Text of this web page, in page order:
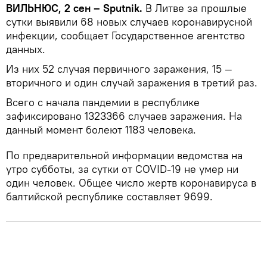
ВИЛЬНЮС, 2 сен – Sputnik. В Литве за прошлые
сутки выявили 68 новых случаев коронавирусной
инфекции, сообщает Государственное агентство
данных.
Из них 52 случая первичного заражения, 15 —
вторичного и один случай заражения в третий раз.
Всего с начала пандемии в республике
зафиксировано 1323366 случаев заражения. На
данный момент болеют 1183 человека.
По предварительной информации ведомства на
утро субботы, за сутки от COVID-19 не умер ни
один человек. Общее число жертв коронавируса в
балтийской республике составляет 9699.